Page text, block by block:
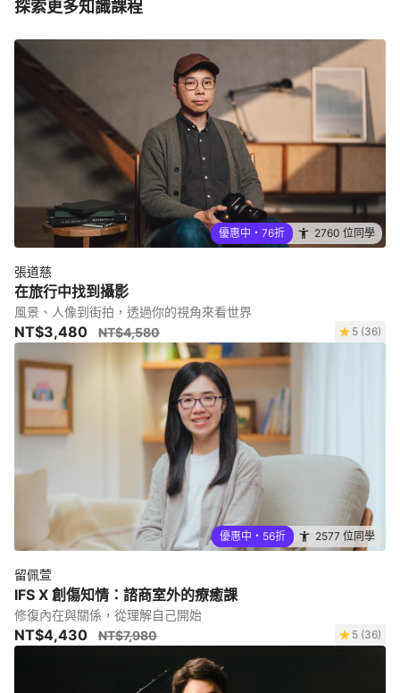
探索更多知識課程
優惠中・76折 2760 位同學
張道慈
在旅行中找到攝影
風景、人像到街拍，透過你的視角來看世界
NT$3,480 NT$4,580 5 (36)
優惠中・56折 2577 位同學
留佩萱
IFS X 創傷知情：諮商室外的療癒課
修復內在與關係，從理解自己開始
NT$4,430 NT$7,980 5 (36)